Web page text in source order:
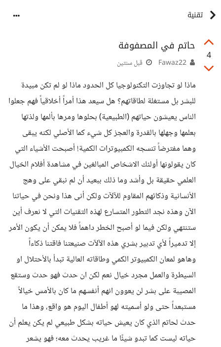
تقنية
4
حاتم في المصفوفة
قبل سنتين
ماذا لو تجاوزت التكنولوجيا كل الحدود ماذا لو لم تكن مبيدة
للبشر بل مستغلة لطاقاتهم؟ هل سيعد هذا أمراً أخلاقياً فهم جعلوا
الناس يعيشون حياتهم (الطبيعية) بحلوها ومرها بألمها ولذتها
بعلمها وجهلها بالقدرة والعجز كل شيء كما الأصلي لكنه يبقى
وهما مفترضاً تنسجه الكمبيوترات الكمية! أصبحت الأشياء التي
كان يقولونها أولئك الاشخاص المبالغين في مشاهدة أفلام الخيال
العلمي حقيقة بل وأشد وما ذلك ببعيد أن لم نبقي على وهج
الأنسانية وذكائهم المقاوم للآلآت ولكن أنى هذا ونحن في حياتنا
الآن وهذه نجد التطور المتسارع لهذه التقنيات التي لا نعرف أين
ستنتهي ولكن فيما لو أصبح الخطر داهماً فلا يمكن أن يكون الأمر
إلا تدميراً لأي تدبير بشري هذه الآلآت صنيعتنا فاقتنا ذكاءاً
وهاهو لمعان الكمبيوتر الكمي وطاقاته العالية تبدأ بالأحتلال او
السيطرة والعمل مجرد خيال نعم لكن ان حدث فهو حدث وستقع
المصيبة على بشر لن يعوون انهم أنفسهم ما كان بالأمس خيالاً
مستبعداً حتى ولو أسميته لهو أطفال اليوم هو واقع، وهذا ما
حدث لحاتم الذي كان يعيش حياته بشكل طبيعي لم يكن يعلم أن
حياته ليست كما تبدو شيئًا ما غريب يحدث معه؛ فهو يشعر